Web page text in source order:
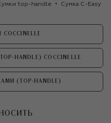
top-handle Сумка C-Easy
HANDLE) COCCINELLE
(TOP-HANDLE)